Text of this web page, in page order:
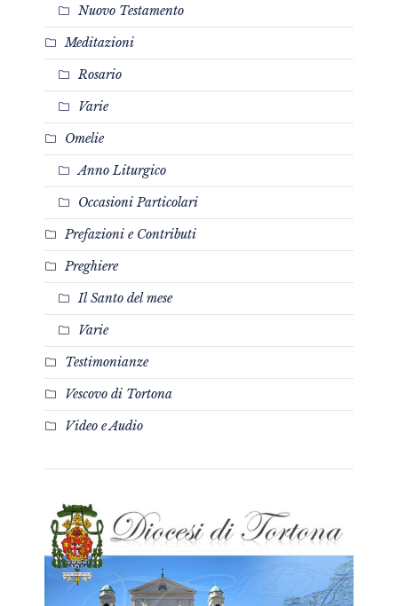
Nuovo Testamento
Meditazioni
Rosario
Varie
Omelie
Anno Liturgico
Occasioni Particolari
Prefazioni e Contributi
Preghiere
Il Santo del mese
Varie
Testimonianze
Vescovo di Tortona
Video e Audio